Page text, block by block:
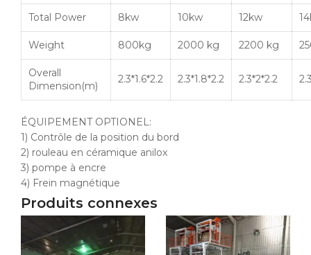
Total Power 8kw 10kw 12kw
Weight 800kg 2000 kg 2200 kg
Overall
Dimension(m)
2.3*1.6*2.2 2.3*1.8*2.2 2.3*2*2.2
ÉQUIPEMENT OPTIONEL:
1) Contrôle de la position du bord
2) rouleau en céramique anilox
3) pompe à encre
4) Frein magnétique
Produits connexes